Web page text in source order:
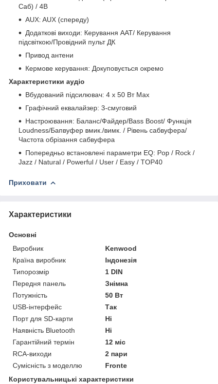
Саб) / 4В
AUX: AUX (спереду)
Додаткові виходи: Керування AAT/ Керування
підсвіткою/Провідний пульт ДК
Привод антени
Кермове керування: Докуповується окремо
Характеристики аудіо
Вбудований підсилювач: 4 x 50 Вт Max
Графічний еквалайзер: 3-смуговий
Настроювання: Баланс/Файдер/Bass Boost/ Функція
Loudness/Бапвуфер вмик./вимк. / Рівень сабвуфера/
Частота обрізання сабвуфера
Попередньо встановлені параметри EQ: Pop / Rock /
Jazz / Natural / Powerful / User / Easy / TOP40
Приховати
Характеристики
Основні
Виробник
Kenwood
Країна виробник
Індонезія
Типорозмір
1 DIN
Передня панель
Знімна
Потужність
50 Вт
USB-інтерфейс
Так
Порт для SD-карти
Ні
Наявність Bluetooth
Ні
Гарантійний термін
12 міс
RCA-виходи
2 пари
Сумісність з моделлю
Fronte
Користувальницькі характеристики